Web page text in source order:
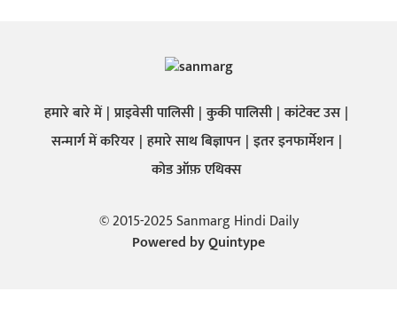
हमारे बारे में प्राइवेसी पालिसी कुकी पालिसी कांटेक्ट उस
सन्मार्ग में करियर हमारे साथ बिज्ञापन इतर इनफार्मेशन
कोड ऑफ़ एथिक्स
© 2015-2025 Sanmarg Hindi Daily
Powered byQuintype